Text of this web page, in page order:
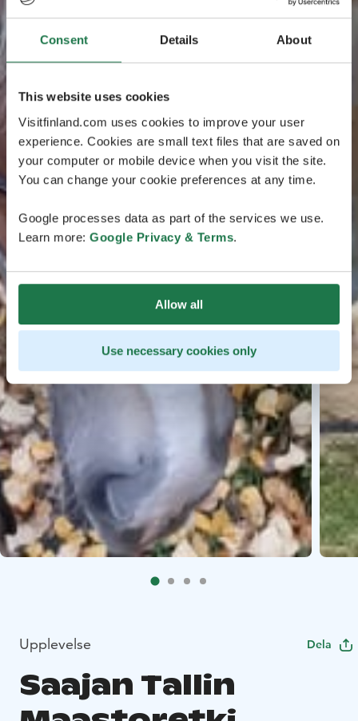
Consent Details About
This website uses cookies
Visitfinland.com uses cookies to improve your user
experience. Cookies are small text files that are saved on
your computer or mobile device when you visit the site.
You can change your cookie preferences at any time.
Google processes data as part of the services we use.
Learn more: Google Privacy & Terms.
Allow all
Use necessary cookies only
Upplevelse Dela
Saajan Tallin